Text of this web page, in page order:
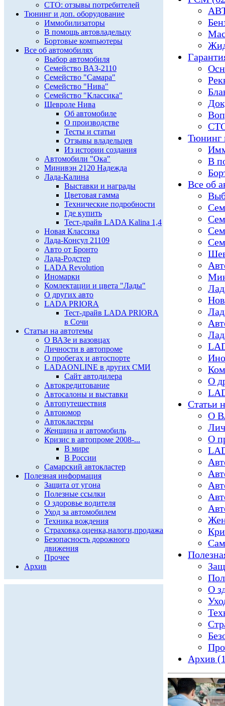
СТО: отзывы потребителей
Тюнинг и доп. оборудование
Иммобилизаторы
В помощь автовладельцу
Бортовые компьютеры
Все об автомобилях
Выбор автомобиля
Семейство ВАЗ-2110
Семейство "Самара"
Семейство "Нива"
Семейство "Классика"
Шевроле Нива
Об автомобиле
О производстве
Тесты и статьи
Отзывы владельцев
Из истории создания
Автомобили "Ока"
Минивэн 2120 Надежда
Лада-Калина
Выставки и награды
Цветовая гамма
Технические подробности
Где купить
Тест-драйв LADA Kalina 1,4
Новая Классика
Лада-Консул 21109
Авто от Бронто
Лада-Родстер
LADA Revolution
Иномарки
Комлектации и цвета "Лады"
О других авто
LADA PRIORA
Тест-драйв LADA PRIORA
в Сочи
Статьи на автотемы
О ВАЗе и вазовцах
Личности в автопроме
О пробегах и автоспорте
LADAONLINE в других СМИ
Сайт автодилера
Автокредитование
Автосалоны и выставки
Автопутешествия
Автоюмор
Автокластеры
Женщина и автомобиль
Кризис в автопроме 2008-...
В мире
В России
Самарский автокластер
Полезная информация
Защита от угона
Полезные ссылки
О здоровье водителя
Уход за автомобилем
Техника вождения
Страховка,оценка,налоги,продажа
Безопасность дорожного
движения
Прочее
Архив
Тюнинг
В
Все об
О
Статьи
О
О
О
Архив